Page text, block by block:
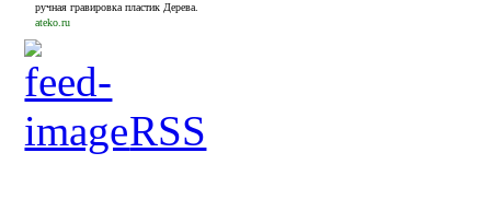
ручная гравировка пластик Дерева.
ateko.ru
RSS